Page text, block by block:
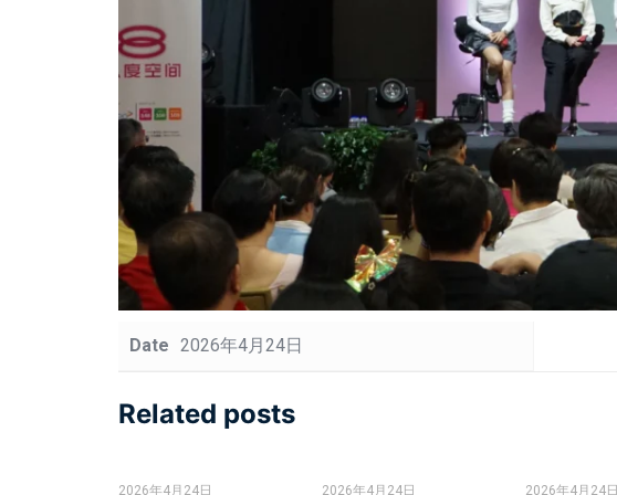
Date 2026年4月24日
Related posts
2026年4月24日 2026年4月24日 2026年4月24日